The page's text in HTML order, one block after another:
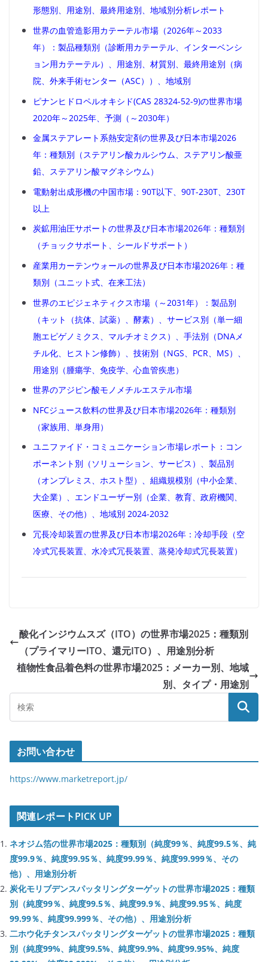
形態別、用途別、最終用途別、地域別分析レポート
世界の血管造影用カテーテル市場（2026年～2033
年）：製品種類別（診断用カテーテル、インターベンシ
ョン用カテーテル）、用途別、材質別、最終用途別（病
院、外来手術センター（ASC））、地域別
ピナンヒドロペルオキシド(CAS 28324-52-9)の世界市場
2020年～2025年、予測（～2030年）
金属ステアレート系熱安定剤の世界及び日本市場2026
年：種類別（ステアリン酸カルシウム、ステアリン酸亜
鉛、ステアリン酸マグネシウム）
電動射出成形機の中国市場：90T以下、90T-230T、230T
以上
炭鉱用油圧サポートの世界及び日本市場2026年：種類別
（チョックサポート、シールドサポート）
産業用カーテンウォールの世界及び日本市場2026年：種
類別（ユニット式、在来工法）
世界のエピジェネティクス市場（～2031年）：製品別
（キット（抗体、試薬）、酵素）、サービス別（単一細
胞エピゲノミクス、マルチオミクス）、手法別（DNAメ
チル化、ヒストン修飾）、技術別（NGS、PCR、MS）、
用途別（腫瘍学、免疫学、心血管疾患）
世界のアジピン酸モノメチルエステル市場
NFCジュース飲料の世界及び日本市場2026年：種類別
（家族用、単身用）
ユニファイド・コミュニケーション市場レポート：コン
ポーネント別（ソリューション、サービス）、製品別
（オンプレミス、ホスト型）、組織規模別（中小企業、
大企業）、エンドユーザー別（企業、教育、政府機関、
医療、その他）、地域別 2024-2032
冗長冷却装置の世界及び日本市場2026年：冷却手段（空
冷式冗長装置、水冷式冗長装置、蒸発冷却式冗長装置）
酸化インジウムスズ（ITO）の世界市場2025：種類別
（プライマリーITO、還元ITO）、用途別分析
植物性食品着色料の世界市場2025：メーカー別、地域
別、タイプ・用途別
お問い合わせ
https://www.marketreport.jp/
関連レポートPICK UP
ネオジム箔の世界市場2025：種類別（純度99％、純度99.5％、純
度99.9％、純度99.95％、純度99.99％、純度99.999％、その
他）、用途別分析
炭化モリブデンスパッタリングターゲットの世界市場2025：種類
別（純度99％、純度99.5％、純度99.9％、純度99.95％、純度
99.99％、純度99.999％、その他）、用途別分析
二ホウ化チタンスパッタリングターゲットの世界市場2025：種類
別（純度99%、純度99.5%、純度99.9%、純度99.95%、純度